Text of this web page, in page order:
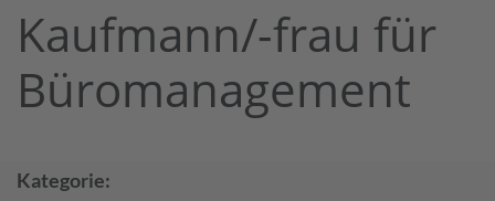
Kaufmann/-frau für
Büro­manage­ment
Kategorie